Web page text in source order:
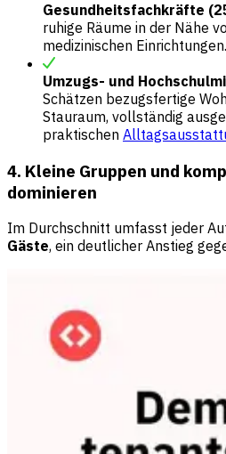
Gesundheitsfachkräfte
ruhige Räume in der Nähe
medizinischen Einrichtungen.
Umzugs- und
Schätzen bezugsfertige
Stauraum, vollständig
praktischen
4. Kleine Gruppen und
dominieren
Im Durchschnitt umfasst jeder
Gäste, ein deutlicher Anstieg